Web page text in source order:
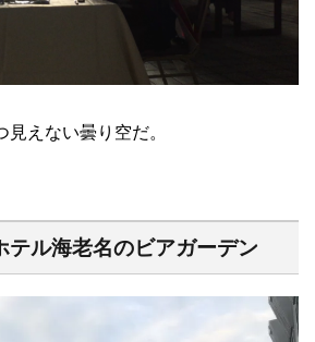
えない曇り空だ。
テル海老名のビアガーデン